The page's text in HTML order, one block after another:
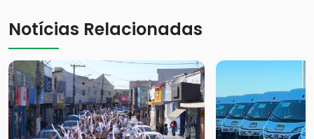
Notícias Relacionadas